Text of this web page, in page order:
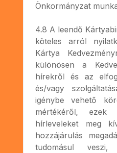
Önkormányzat
4.8 A leendő
köteles arról
Kártya
különösen a
hírekről és az
és/vagy
igénybe vehető
mértékéről, ezek
hírleveleket meg
hozzájárulás
tudomásul